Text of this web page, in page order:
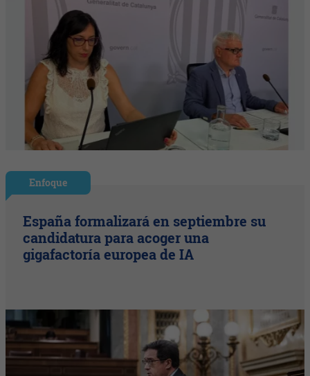
Enfoque
España formalizará en septiembre su
candidatura para acoger una
gigafactoría europea de IA